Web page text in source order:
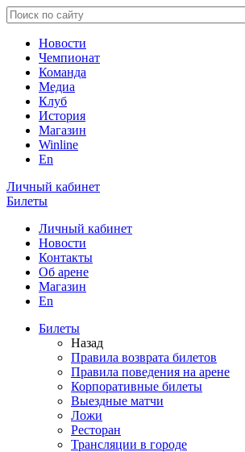
Новости
Чемпионат
Команда
Медиа
Клуб
История
Магазин
Winline
En
Личный кабинет
Билеты
Личный кабинет
Новости
Контакты
Об арене
Магазин
En
Билеты
Назад
Правила возврата билетов
Правила поведения на арене
Корпоративные билеты
Выездные матчи
Ложи
Ресторан
Трансляции в городе